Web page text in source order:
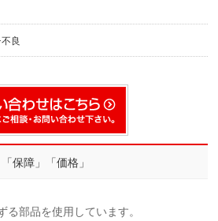
良
保障」「価格」
る部品を使用しています。